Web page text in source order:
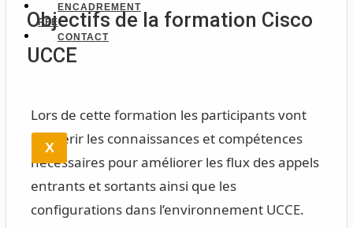
ENCADREMENT
PFE
CONTACT
X
Objectifs de la formation Cisco
UCCE
Lors de cette formation les participants vont
acquérir les connaissances et compétences
nécessaires pour améliorer les flux des appels
entrants et sortants ainsi que les
configurations dans l’environnement UCCE.